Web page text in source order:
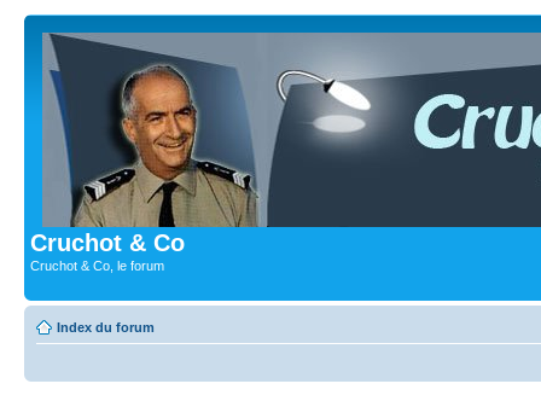
Cruchot & Co
Cruchot & Co, le forum
Index du forum